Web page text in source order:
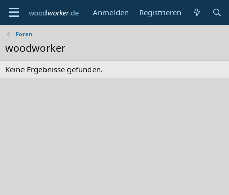
Anmelden Registrieren
Foren
woodworker
Keine Ergebnisse gefunden.